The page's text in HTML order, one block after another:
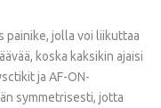
painike, jolla voi liikuttaa
koska kaksikin ajaisi
ja AF-ON-
symmetrisesti, jotta